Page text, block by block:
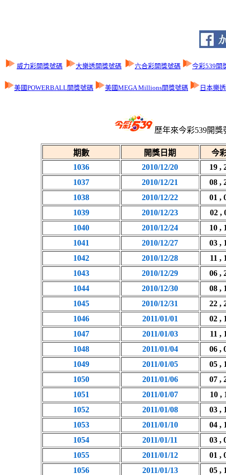
威力彩開獎號碼 大樂透開獎號碼 六合彩開獎號碼 今彩539開
美國POWERBALL開獎號碼 美國MEGA Millions開獎號碼 日本樂
歷年來今彩539開
期數 開獎日期
今
1036
2010/12/20
19 ,
1037
2010/12/21
08 ,
1038
2010/12/22
01 ,
1039
2010/12/23
02 ,
1040
2010/12/24
10 ,
1041
2010/12/27
03 ,
1042
2010/12/28
11 ,
1043
2010/12/29
06 ,
1044
2010/12/30
08 ,
1045
2010/12/31
22 ,
1046
2011/01/01
02 ,
1047
2011/01/03
11 ,
1048
2011/01/04
06 ,
1049
2011/01/05
05 ,
1050
2011/01/06
07 ,
1051
2011/01/07
10 ,
1052
2011/01/08
03 ,
1053
2011/01/10
04 ,
1054
2011/01/11
03 ,
1055
2011/01/12
01 ,
1056
2011/01/13
05 ,